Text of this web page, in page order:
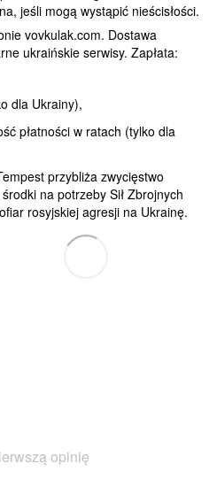
jeśli mogą wystąpić nieścisłości.
vovkulak.com. Dostawa
ukraińskie serwisy. Zapłata:
dla Ukrainy),
płatności w ratach (tylko dla
przybliża zwycięstwo
na potrzeby Sił Zbrojnych
rosyjskiej agresji na Ukrainę.
opinię